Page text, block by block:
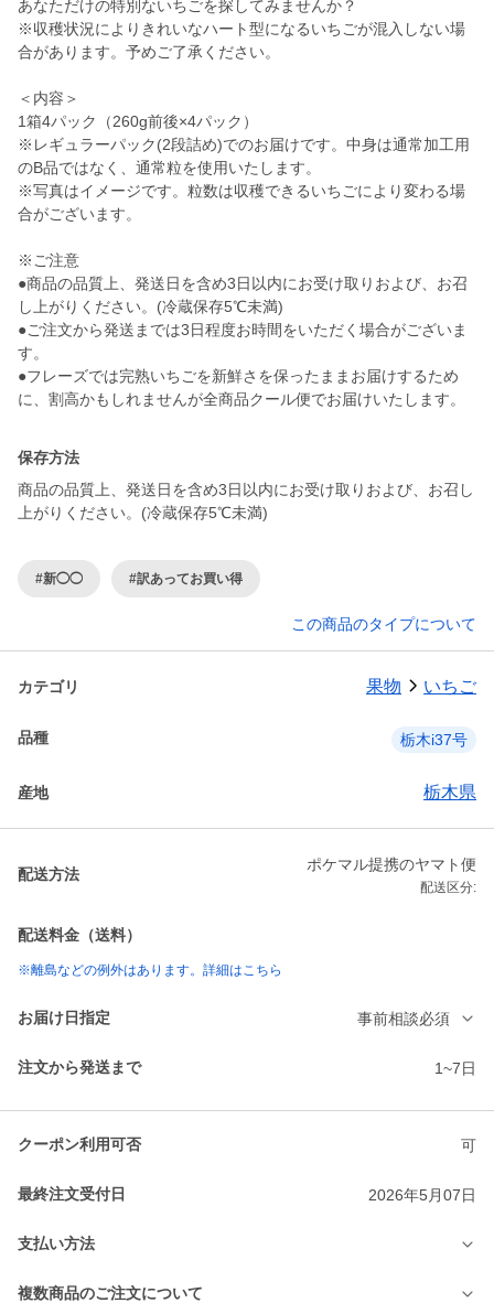
あなただけの特別ないちごを探してみませんか？
※収穫状況によりきれいなハート型になるいちごが混入しない場
合があります。予めご了承ください。
＜内容＞
1箱4パック（260g前後×4パック）
※レギュラーパック(2段詰め)でのお届けです。中身は通常加工用
のB品ではなく、通常粒を使用いたします。
※写真はイメージです。粒数は収穫できるいちごにより変わる場
合がございます。
※ご注意
●商品の品質上、発送日を含め3日以内にお受け取りおよび、お召
し上がりください。(冷蔵保存5℃未満)
●ご注文から発送までは3日程度お時間をいただく場合がございま
す。
●フレーズでは完熟いちごを新鮮さを保ったままお届けするため
に、割高かもしれませんが全商品クール便でお届けいたします。
保存方法
商品の品質上、発送日を含め3日以内にお受け取りおよび、お召し
上がりください。(冷蔵保存5℃未満)
#新◯◯ #訳あってお買い得
この商品のタイプについて
カテゴリ 果物 いちご
品種 栃木i37号
産地 栃木県
配送方法
ポケマル提携のヤマト便
配送区分:
配送料金（送料）
※離島などの例外はあります。詳細はこちら
お届け日指定 事前相談必須
注文から発送まで 1~7日
クーポン利用可否 可
最終注文受付日 2026年5月07日
支払い方法
複数商品のご注文について